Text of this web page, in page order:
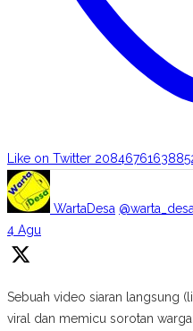
Like on Twitter
WartaDesa @warta_desa
4 Agu
Sebuah video siaran langsung
viral dan memicu sorotan